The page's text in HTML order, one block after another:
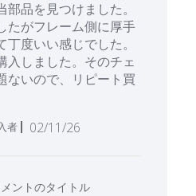
品を見つけました。
たがフレーム側に厚手
度いい感じでした。
入しました。そのチェ
ないので、リピート買
者
公
02/11/26
ントのタイトル